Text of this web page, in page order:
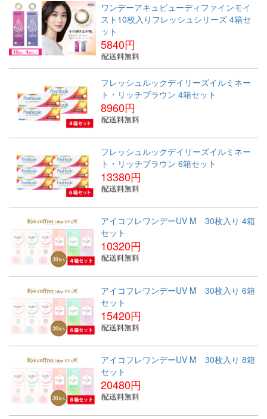
ワンデーアキュビューディファインモイ
スト10枚入りフレッシュシリーズ 4箱セ
ット
5840円
フレッシュルックデイリーズイルミネー
ト・リッチブラウン 4箱セット
8960円
フレッシュルックデイリーズイルミネー
ト・リッチブラウン 6箱セット
13380円
アイコフレワンデーUV M 30枚入り 4箱
セット
10320円
アイコフレワンデーUV M 30枚入り 6箱
セット
15420円
アイコフレワンデーUV M 30枚入り 8箱
セット
20480円